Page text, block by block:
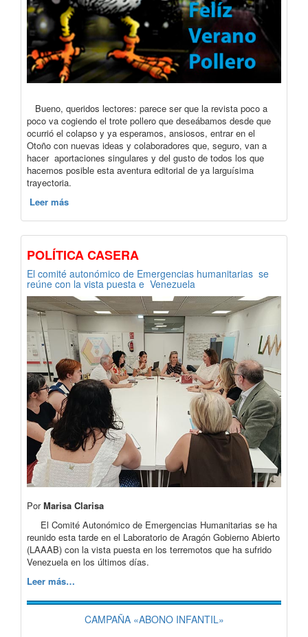
Bueno, queridos lectores: parece ser que la revista poco a
poco va cogiendo el trote pollero que deseábamos desde que
ocurrió el colapso y ya esperamos, ansiosos, entrar en el
Otoño con nuevas ideas y colaboradores que, seguro, van a
hacer aportaciones singulares y del gusto de todos los que
hacemos posible esta aventura editorial de ya larguísima
trayectoria.
Leer más
POLÍTICA CASERA
El comité autonómico de Emergencias humanitarias se
reúne con la vista puesta e Venezuela
PorMarisa Clarisa
El Comité Autonómico de Emergencias Humanitarias se ha
reunido esta tarde en el Laboratorio de Aragón Gobierno Abierto
(LAAAB) con la vista puesta en los terremotos que ha sufrido
Venezuela en los últimos días.
Leer más…
CAMPAÑA «ABONO INFANTIL»